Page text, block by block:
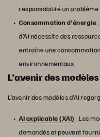
responsabilité un problème.
Consommation d’énergie
d’AI nécessite des
entraîne une
environnementaux.
L’avenir des modèles
L’avenir des modèles d’AI
AI explicable (XAI) : Les
demandés et peuvent